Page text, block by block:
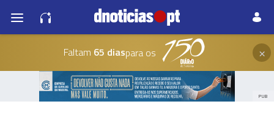
Faltam 65 diaspara os ×
PUB